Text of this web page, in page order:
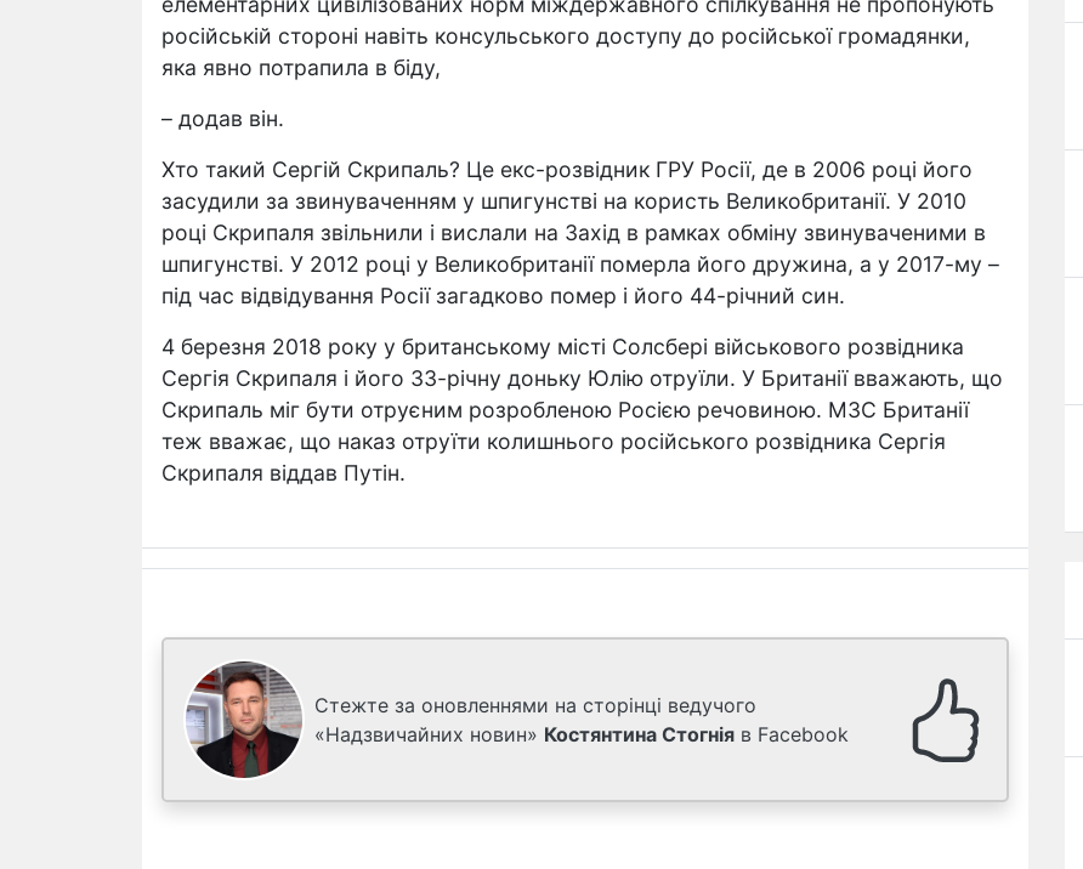
російській стороні навіть консульського доступу до російської громадянки,
яка явно потрапила в біду,
– додав він.
Хто такий Сергій Скрипаль? Це екс-розвідник ГРУ Росії, де в 2006 році його
засудили за звинуваченням у шпигунстві на користь Великобританії. У 2010
році Скрипаля звільнили і вислали на Захід в рамках обміну звинуваченими в
шпигунстві. У 2012 році у Великобританії померла його дружина, а у 2017-му –
під час відвідування Росії загадково помер і його 44-річний син.
4 березня 2018 року у британському місті Солсбері військового розвідника
Сергія Скрипаля і його 33-річну доньку Юлію отруїли. У Британії вважають, що
Скрипаль міг бути отруєним розробленою Росією речовиною. МЗС Британії
теж вважає, що наказ отруїти колишнього російського розвідника Сергія
Скрипаля віддав Путін.
Стежте за оновленнями на сторінці ведучого
«Надзвичайних новин» Костянтина Стогнія в Facebook